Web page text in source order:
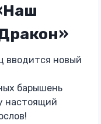
вводится новый
барышень
настоящий